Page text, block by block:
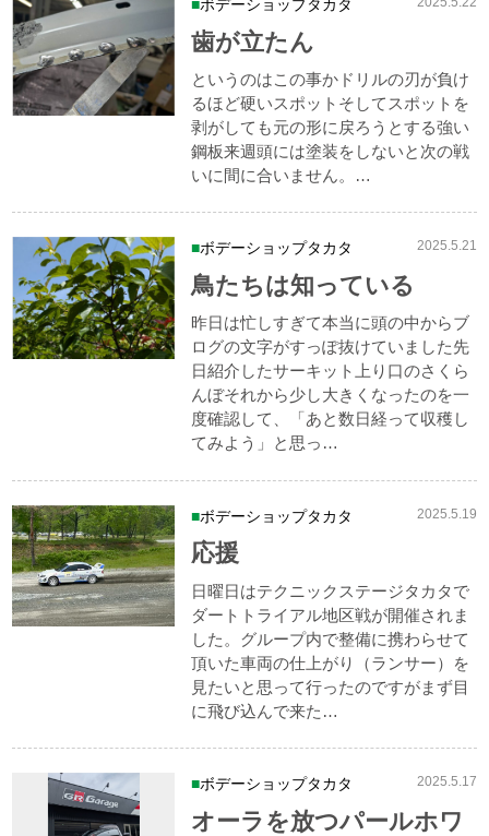
ボデーショップタカタ
歯が立たん
というのはこの事かドリルの刃が負け
るほど硬いスポットそしてスポットを
剥がしても元の形に戻ろうとする強い
鋼板来週頭には塗装をしないと次の戦
いに間に合いません。…
ボデーショップタカタ 2025.5.21
鳥たちは知っている
昨日は忙しすぎて本当に頭の中からブ
ログの文字がすっぽ抜けていました先
日紹介したサーキット上り口のさくら
んぼそれから少し大きくなったのを一
度確認して、「あと数日経って収穫し
てみよう」と思っ…
ボデーショップタカタ 2025.5.19
応援
日曜日はテクニックステージタカタで
ダートトライアル地区戦が開催されま
した。グループ内で整備に携わらせて
頂いた車両の仕上がり（ランサー）を
見たいと思って行ったのですがまず目
に飛び込んで来た…
ボデーショップタカタ 2025.5.17
オーラを放つパールホワ